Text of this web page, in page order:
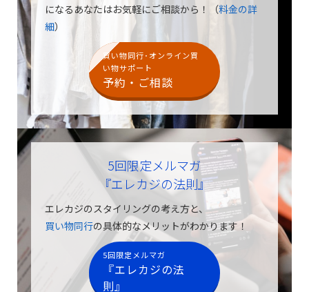
になるあなたはお気軽にご相談から！（料金の詳
細）
買い物同行･オンライン買
い物サポート
予約・ご相談
5回限定メルマガ
『エレカジの法則』
エレカジのスタイリングの考え方と、
買い物同行の具体的なメリットがわかります！
5回限定メルマガ
『エレカジの法
則』